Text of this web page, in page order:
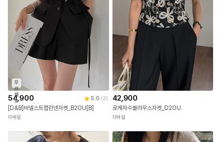
무
료
배
송
54,900 5.0 (2)
[D&B]바넬스트랩린넨자켓_B2OU[B]
다바걸
42,900
로케자수블라우스자켓_D2OU
다바걸